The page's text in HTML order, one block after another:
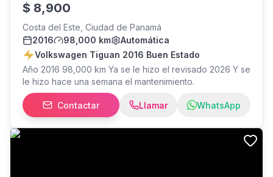
$ 8,900
Costa del Este, Ciudad de Panamá
2016
98,000 km
Automática
Volkswagen Tiguan 2016 Buen Estado
Año 2016 98,000 km Ya se le hizo el revisado 2026 Y se
le hizo hace una semana el mantenimiento.
Contactar Llamar WhatsApp